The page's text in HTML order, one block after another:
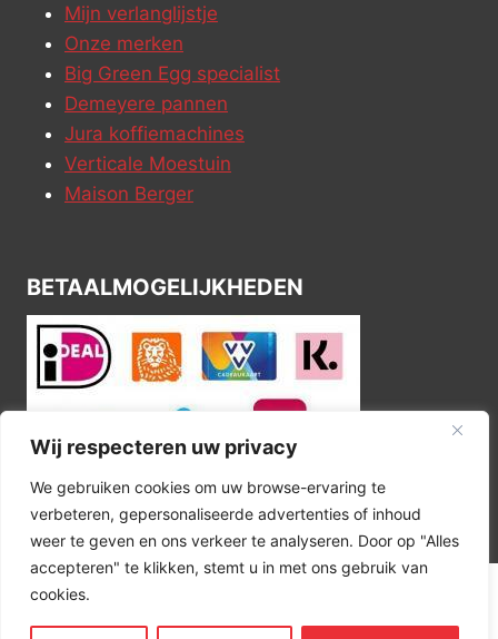
Wij respecteren uw privacy
We gebruiken cookies om uw browse-ervaring te
verbeteren, gepersonaliseerde advertenties of inhoud
weer te geven en ons verkeer te analyseren. Door op "Alles
accepteren" te klikken, stemt u in met ons gebruik van
cookies.
Mijn verlanglijstje
Onze merken
Big Green Egg specialist
Demeyere pannen
Jura koffiemachines
Verticale Moestuin
Maison Berger
BETAALMOGELIJKHEDEN
© 2026 Kitchen Corner